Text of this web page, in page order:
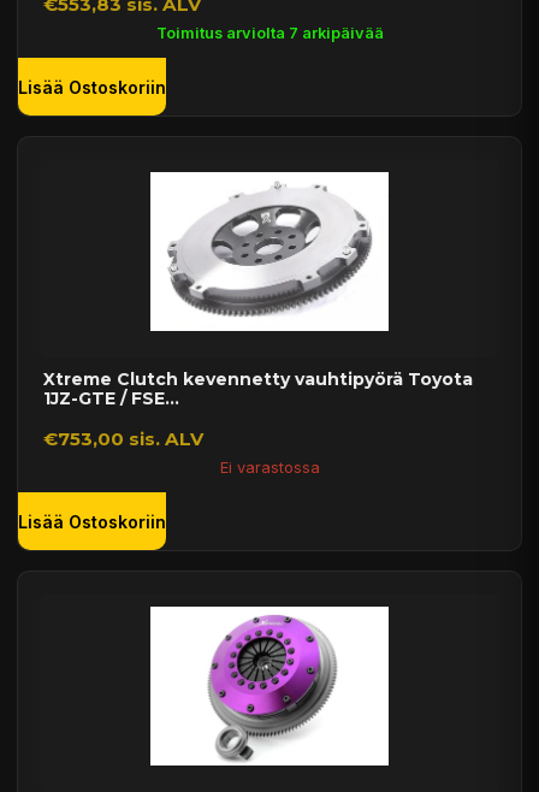
Toimitus arviolta 7 arkipäivää
Lisää Ostoskoriin
Xtreme Clutch kevennetty vauhtipyörä Toyota
1JZ-GTE / FSE...
€753,00 sis. ALV
Ei varastossa
Lisää Ostoskoriin